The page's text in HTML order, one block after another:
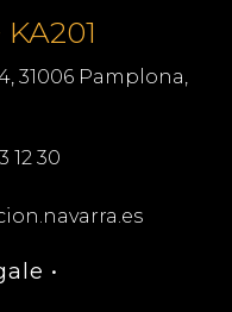
31006 Pamplona,
12 30
•